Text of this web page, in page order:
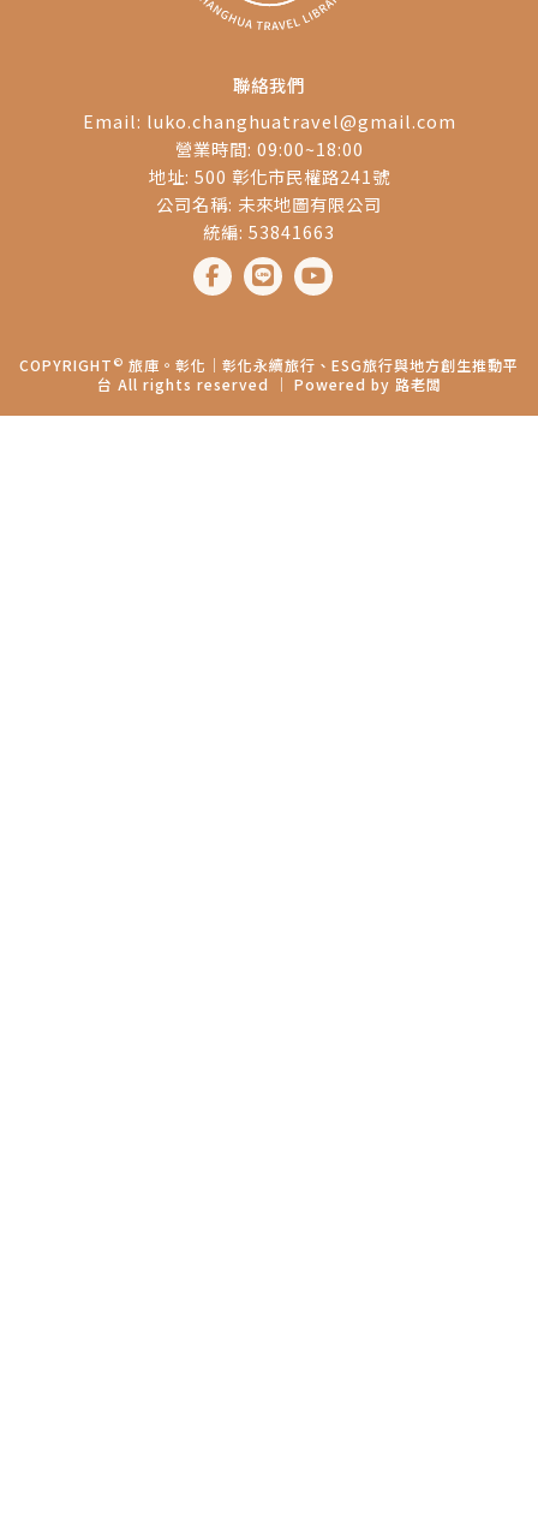
聯絡我們
Email: luko.changhuatravel@gmail.com
營業時間: 09:00~18:00
地址: 500 彰化市民權路241號
公司名稱: 未來地圖有限公司
統編: 53841663
COPYRIGHT © 旅庫。彰化│彰化永續旅行、ESG旅行與地方創生推動平
台 All rights reserved ｜ Powered by 路老闆